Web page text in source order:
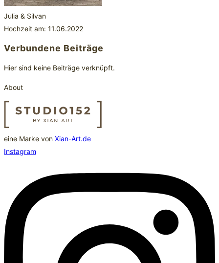
Julia & Silvan
Hochzeit am: 11.06.2022
Verbundene Beiträge
Hier sind keine Beiträge verknüpft.
About
eine Marke von Xian-Art.de
Instagram